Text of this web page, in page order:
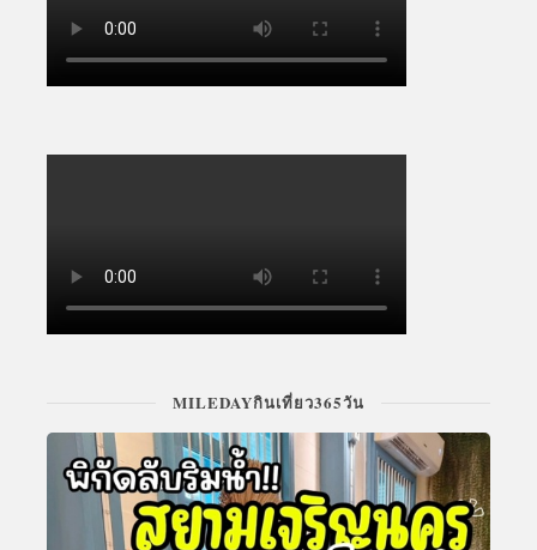
MILEDAYกินเที่ยว365วัน